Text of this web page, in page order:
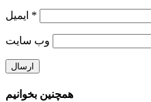
*
وب‌ سایت
همچنین بخوانیم